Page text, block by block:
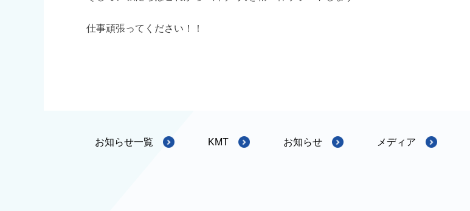
仕事頑張ってください！！
お知らせ一覧 KMT お知らせ メディア